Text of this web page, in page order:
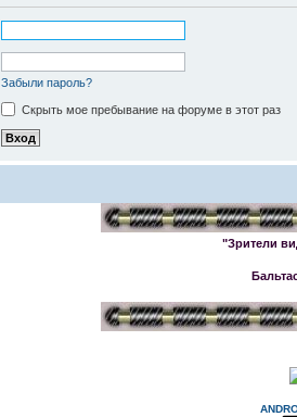
Забыли пароль?
Скрыть мое пребывание на форуме в этот раз
"Зрители